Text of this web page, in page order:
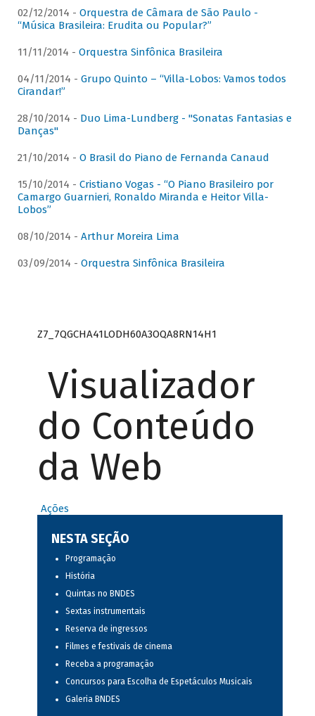
02/12/2014 - Orquestra de Câmara de São Paulo -
“Música Brasileira: Erudita ou Popular?”
11/11/2014 - Orquestra Sinfônica Brasileira
04/11/2014 - Grupo Quinto – “Villa-Lobos: Vamos todos
Cirandar!”
28/10/2014 - Duo Lima-Lundberg - "Sonatas Fantasias e
Danças"
21/10/2014 - O Brasil do Piano de Fernanda Canaud
15/10/2014 - Cristiano Vogas - “O Piano Brasileiro por
Camargo Guarnieri, Ronaldo Miranda e Heitor Villa-
Lobos”
08/10/2014 - Arthur Moreira Lima
03/09/2014 - Orquestra Sinfônica Brasileira
Z7_7QGCHA41LODH60A3OQA8RN14H1
Visualizador
do Conteúdo
da Web
Ações
NESTA SEÇÃO
Programação
História
Quintas no BNDES
Sextas instrumentais
Reserva de ingressos
Filmes e festivais de cinema
Receba a programação
Concursos para Escolha de Espetáculos Musicais
Galeria BNDES